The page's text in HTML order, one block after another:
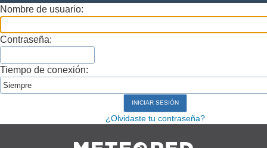
Nombre de usuario:
Contraseña:
Tiempo de conexión:
¿Olvidaste tu contraseña?